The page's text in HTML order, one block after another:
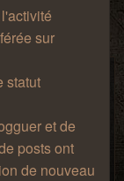
sur
statut
et de
posts ont
de nouveau
sur un
de tout, de
préférée, vos
pour le café, tout